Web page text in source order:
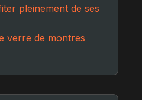
pleinement de ses
verre de montres